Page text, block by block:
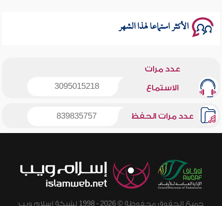
الأكثر استماعا لهذا الشهر
عدد مرات
الاستماع 3095015218
عدد مرات الحفظ 839835757
جميع الحقوق محفوظة © 2026 - 1998 لشبكة إسلام ويب